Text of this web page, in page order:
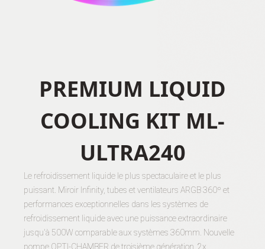
PREMIUM LIQUID
COOLING KIT ML-
ULTRA240
Le refroidissement liquide le plus spectaculaire et le plus
puissant. Miroir Infinity, tubes et ventilateurs ARGB 360º et
performances exceptionnelles dans les systèmes de
refroidissement liquide avec une puissance extraordinaire
jusqu'à 500W comparable aux systèmes 360mm. Nouvelle
pompe OPTI-CHAMBER de troisième génération, 2x